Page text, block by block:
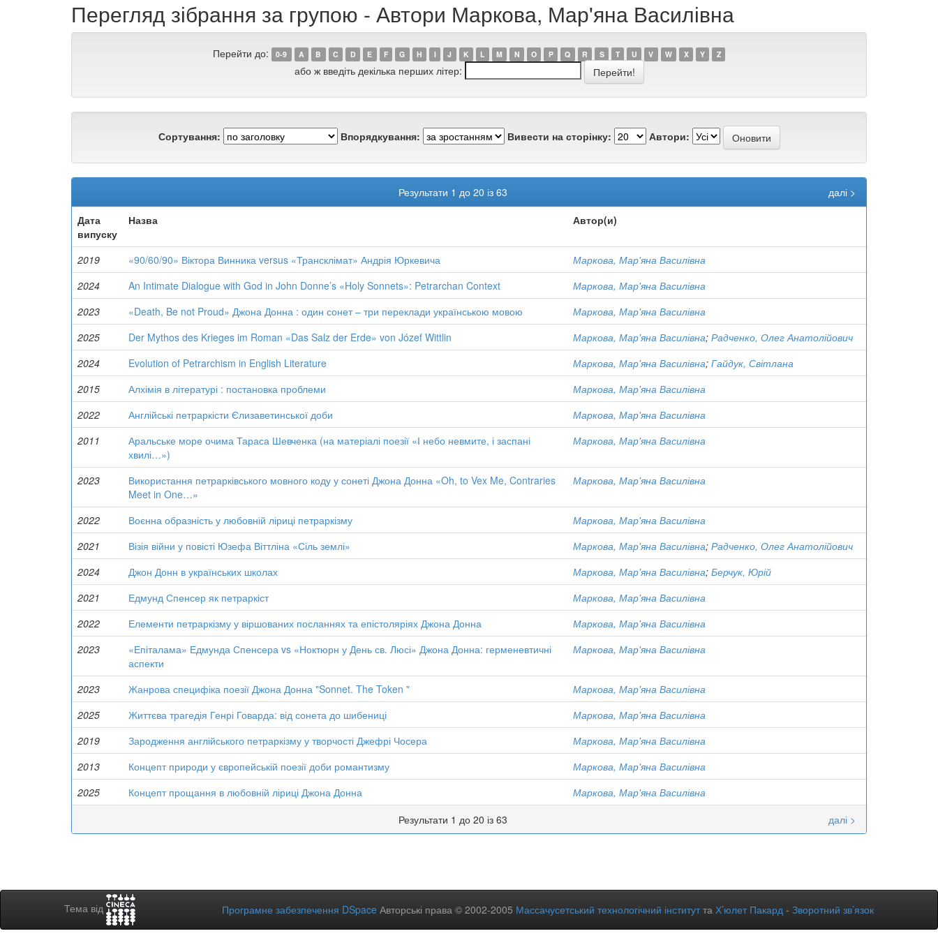
Перегляд зібрання за групою - Автори Маркова, Мар'яна Василівна
Перейти до: 0-9 A B C D E F G H I J K L M N O P Q R S T U V W X Y Z
або ж введіть декілька перших літер:
Сортування: Впорядкування: Вивести на сторінку: Автори:
Результати 1 до 20 із 63
далі >
Дата
випуску
Назва Автор(и)
2019 «90/60/90» Віктора Винника versus «Трансклімат» Андрія Юркевича
Маркова, Мар'яна Василівна
2024
An Intimate Dialogue with God in John Donne’s «Holy Sonnets»: Petrarchan Context
Маркова, Мар'яна Василівна
2023
«Death, Be not Proud» Джона Донна : один сонет – три переклади українською мовою
Маркова, Мар'яна Василівна
2025
Der Mythos des Krieges im Roman «Das Salz der Erde» von Józef Wittlin Маркова, Мар'яна Василівна; Радченко, Олег Анатолійович
2024
Evolution of Petrarchism in English Literature Маркова, Мар'яна Василівна; Гайдук, Світлана
2015
Алхімія в літературі : постановка проблеми
Маркова, Мар'яна Василівна
2022
Англійські петраркісти Єлизаветинської доби
Маркова, Мар'яна Василівна
2011
Аральське море очима Тараса Шевченка (на матеріалі поезії «І небо невмите, і заспані
хвилі…»)
Маркова, Мар'яна Василівна
2023
Використання петрарківського мовного коду у сонеті Джона Донна «Oh, to Vex Me, Contraries
Meet in One…»
Маркова, Мар'яна Василівна
2022 Воєнна образність у любовній ліриці петраркізму
Маркова, Мар'яна Василівна
2021
Візія війни у повісті Юзефа Віттліна «Сіль землі» Маркова, Мар'яна Василівна; Радченко, Олег Анатолійович
2024
Джон Донн в українських школах Маркова, Мар'яна Василівна; Берчук, Юрій
2021
Едмунд Спенсер як петраркіст
Маркова, Мар'яна Василівна
2022
Елементи петраркізму у віршованих посланнях та епістоляріях Джона Донна
Маркова, Мар'яна Василівна
2023
«Епіталама» Едмунда Спенсера vs «Ноктюрн у День св. Люсі» Джона Донна: герменевтичні
аспекти
Маркова, Мар'яна Василівна
2023 Жанрова специфіка поезії Джона Донна "Sonnet. The Token "
Маркова, Мар'яна Василівна
2025
Життєва трагедія Генрі Говарда: від сонета до шибениці
Маркова, Мар'яна Василівна
2019
Зародження англійського петраркізму у творчості Джефрі Чосера
Маркова, Мар'яна Василівна
2013
Концепт природи у європейській поезії доби романтизму
Маркова, Мар'яна Василівна
2025
Концепт прощання в любовній ліриці Джона Донна
Маркова, Мар'яна Василівна
Результати 1 до 20 із 63
далі >
Тема від Програмне забезпечення DSpace Авторські права © 2002-2005 Массачусетський технологічний інститутта Х’юлет Пакард - Зворотний зв’язок